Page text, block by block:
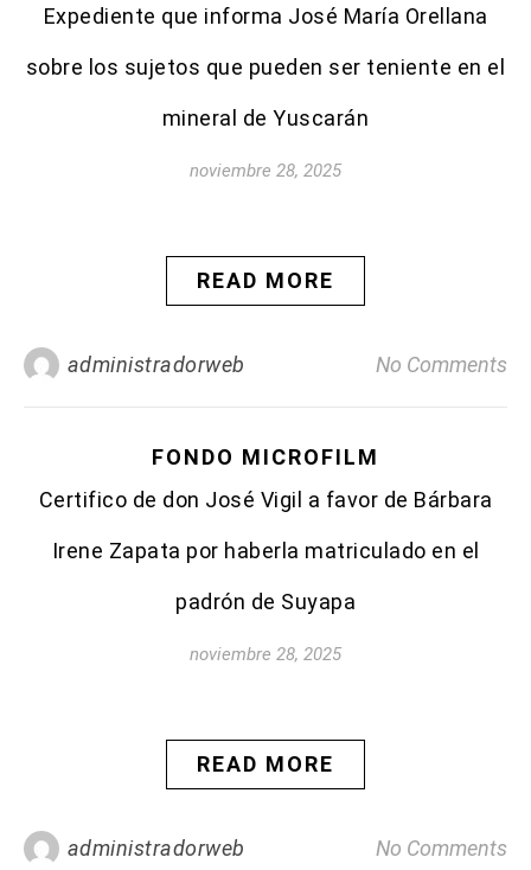
Expediente que informa José María Orellana
sobre los sujetos que pueden ser teniente en el
mineral de Yuscarán
noviembre 28, 2025
READ MORE
administradorweb No Comments
FONDO MICROFILM
Certifico de don José Vigil a favor de Bárbara
Irene Zapata por haberla matriculado en el
padrón de Suyapa
noviembre 28, 2025
READ MORE
administradorweb No Comments